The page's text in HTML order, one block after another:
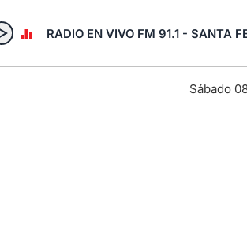
RADIO EN VIVO FM 91.1 - SANTA
Sábado